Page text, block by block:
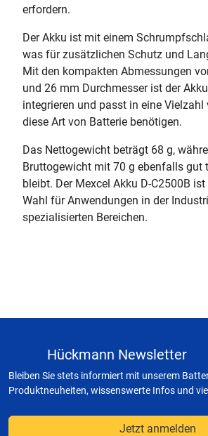
erfordern.
Der Akku ist mit einem
was für zusätzlichen Schutz und
Mit den kompakten Abmessungen
und 26 mm Durchmesser ist der
integrieren und passt in eine Vielzahl
diese Art von Batterie benötigen.
Das Nettogewicht beträgt 68 g,
Bruttogewicht mit 70 g ebenfalls gut
bleibt. Der Mexcel Akku D-C2500B
Wahl für Anwendungen in der
spezialisierten Bereichen.
Hückmann Newsletter
Bleiben Sie stets informiert mit unserem
Produktneuheiten, wissenswerte Infos und
Jetzt anmelden